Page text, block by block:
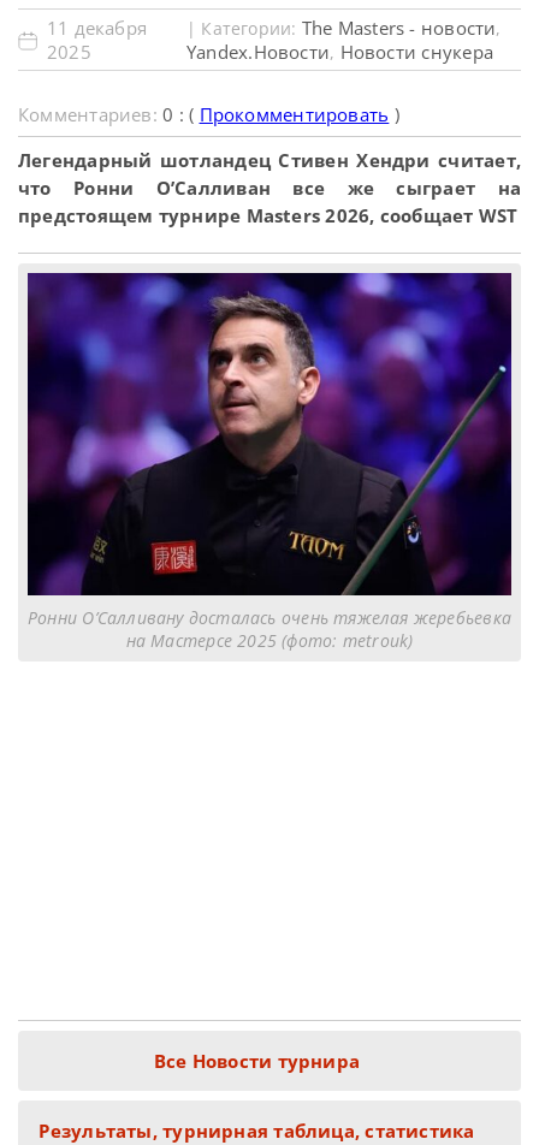
11 декабря
2025
| Категории: The Masters - новости,
Yandex.Новости, Новости снукера
Комментариев:0 : ( Прокомментировать )
Легендарный шотландец Стивен Хендри считает,
что Ронни О’Салливан все же сыграет на
предстоящем турнире Masters 2026, сообщает WST
Ронни О’Салливану досталась очень тяжелая жеребьевка
на Мастерсе 2025 (фото: metrouk)
Все Новости турнира
Результаты, турнирная таблица, статистика